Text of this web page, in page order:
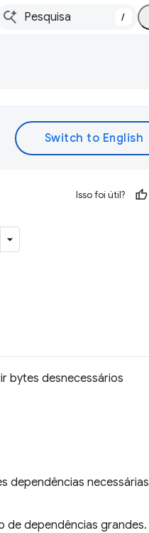
/
Isso foi útil?
bytes desnecessários
dependências necessárias
de dependências grandes.